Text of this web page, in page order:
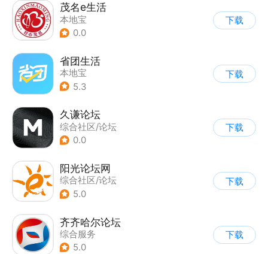
茂名e生活
本地宝
0.0
下载
省团生活
本地宝
5.3
下载
久谦论坛
综合社区/论坛
0.0
下载
阳光论坛网
综合社区/论坛
5.0
下载
齐齐哈尔论坛
综合服务
5.0
下载